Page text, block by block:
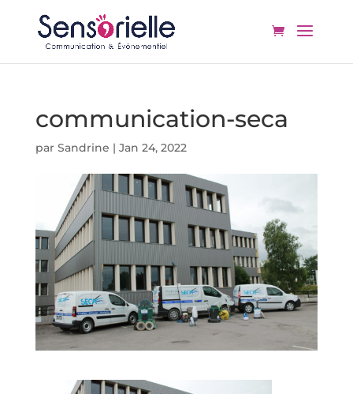
communication-seca
par Sandrine | Jan 24, 2022